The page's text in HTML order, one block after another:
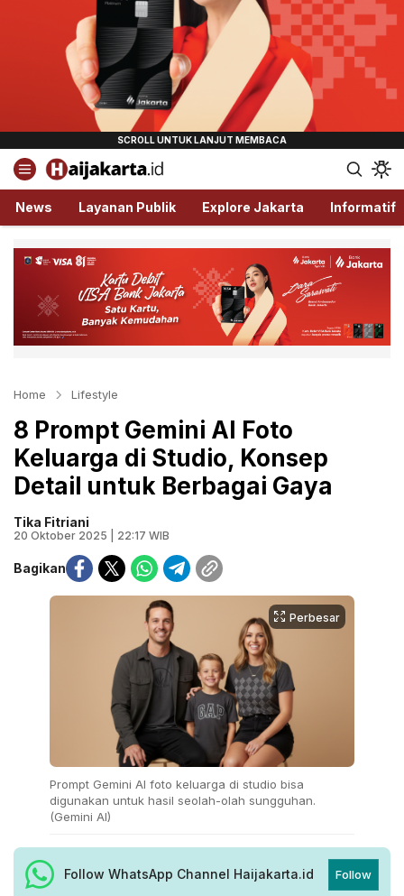
Haijakarta.id
Semua Tentang Jakarta Ada Disini!
News Layanan Publik Explore Jakarta Informatif
Home Lifestyle
8 Prompt Gemini AI Foto
Keluarga di Studio, Konsep
Detail untuk Berbagai Gaya
Tika Fitriani
20 Oktober 2025 | 22:17 WIB
Bagikan
Perbesar
Prompt Gemini AI foto keluarga di studio bisa
digunakan untuk hasil seolah-olah sungguhan.
(Gemini AI)
Follow WhatsApp Channel Haijakarta.id Follow